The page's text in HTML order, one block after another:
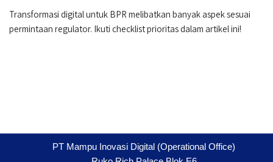
Transformasi digital untuk BPR melibatkan banyak aspek sesuai
permintaan regulator. Ikuti checklist prioritas dalam artikel ini!
PT Mampu Inovasi Digital (Operational Office)